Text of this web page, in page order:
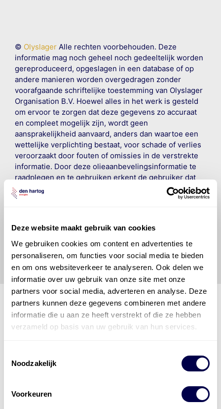
Deze website maakt gebruik van cookies
We gebruiken cookies om content en advertenties te
personaliseren, om functies voor social media te bieden
en om ons websiteverkeer te analyseren. Ook delen we
informatie over uw gebruik van onze site met onze
partners voor social media, adverteren en analyse. Deze
partners kunnen deze gegevens combineren met andere
informatie die u aan ze heeft verstrekt of die ze hebben
verzameld op basis van uw gebruik van hun services.
Noodzakelijk
Voorkeuren
© OlyslagerAlle rechten voorbehouden. Deze
informatie mag noch geheel noch gedeeltelijk worden
gereproduceerd, opgeslagen in een database of op
andere manieren worden overgedragen zonder
voorafgaande schriftelijke toestemming van Olyslager
Organisation B.V. Hoewel alles in het werk is gesteld
om ervoor te zorgen dat deze gegevens zo accuraat
en compleet mogelijk zijn, wordt geen
aansprakelijkheid aanvaard, anders dan waartoe een
wettelijke verplichting bestaat, voor schade of verlies
veroorzaakt door fouten of omissies in de verstrekte
informatie. Door deze olieaanbevelingsinformatie te
raadplegen en te gebruiken erkent de gebruiker dat
hij/zij de ervaring, de kennis en het vermogen heeft
om de vereiste onderhoudswerkzaamheden op een
Energiesvoor enig verlies, letsel, claim en schade
veroorzaakt door een onjuiste interpretatie of een
onjuist gebruik van de gepubliceerde gegevens.
Den Hartog Energies